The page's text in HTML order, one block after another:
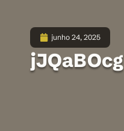
junho 24, 2025
jJQaBOcg